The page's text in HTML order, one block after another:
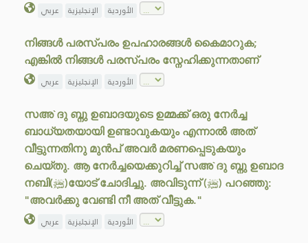
عربي الإنجليزية الأوردية
നിങ്ങൾ പരസ്പരം ഉപഹാരങ്ങൾ കൈമാറുക;
എങ്കിൽ നിങ്ങൾ പരസ്പരം സ്നേഹിക്കുന്നതാണ്
عربي الإنجليزية الأوردية
സഅ`ദു ബ്നു ഉബാദയുടെ ഉമ്മക്ക് ഒരു നേർച്ച
ബാധ്യതയായി ഉണ്ടാവുകയും എന്നാൽ അത്
വീട്ടുന്നതിനു മുൻപ് അവർ മരണപ്പെടുകയും
ചെയ്തു. ആ നേർച്ചയെക്കുറിച്ച് സഅ`ദു ബ്നു ഉബാദ
നബി(ﷺ)യോട് ചോദിച്ചു. അവിടുന്ന് (ﷺ) പറഞ്ഞു:
"അവർക്കു വേണ്ടി നീ അത് വീട്ടുക."
عربي الإنجليزية الأوردية